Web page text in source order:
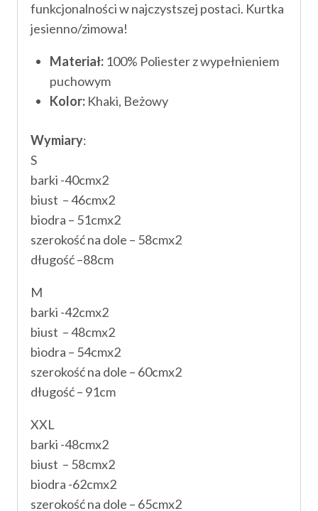
funkcjonalności w najczystszej postaci. Kurtka
jesienno/zimowa!
Materiał: 100% Poliester z wypełnieniem
puchowym
Kolor: Khaki, Beżowy
Wymiary:
S
barki -40cmx2
biust – 46cmx2
biodra – 51cmx2
szerokość na dole – 58cmx2
długość –88cm
M
barki -42cmx2
biust – 48cmx2
biodra – 54cmx2
szerokość na dole – 60cmx2
długość – 91cm
XXL
barki -48cmx2
biust – 58cmx2
biodra -62cmx2
szerokość na dole – 65cmx2